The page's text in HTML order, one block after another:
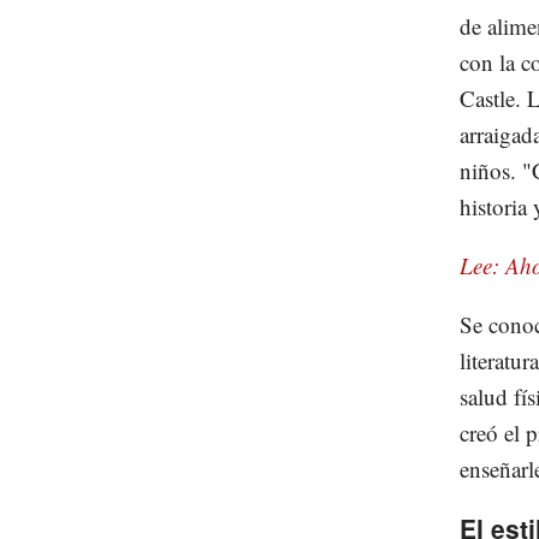
de
con la
Castle.
niños.
historia
Lee:
Se
salud
creó el
El